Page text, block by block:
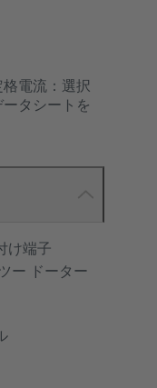
電流：選択
タシートを
け端子
ー ドーター